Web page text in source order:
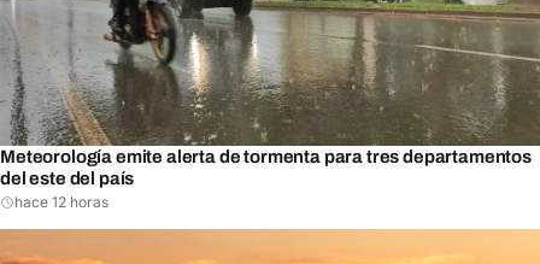
Meteorología emite alerta de tormenta para tres departamentos
del este del país
hace 12 horas